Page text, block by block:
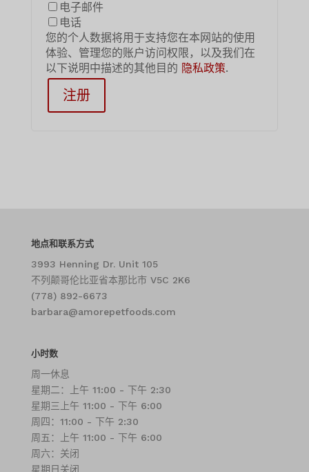
电子邮件
电话
您的个人数据将用于支持您在本网站的使用
体验、管理您的账户访问权限，以及我们在
以下说明中描述的其他目的 隐私政策.
注册
地点和联系方式
3993 Henning Dr. Unit 105
不列颠哥伦比亚省本那比市 V5C 2K6
(778) 892-6673
barbara@amorepetfoods.com
小时数
周一休息
星期二：上午 11:00 - 下午 2:30
星期三上午 11:00 - 下午 6:00
周四：11:00 - 下午 2:30
周五：上午 11:00 - 下午 6:00
周六：关闭
星期日关闭